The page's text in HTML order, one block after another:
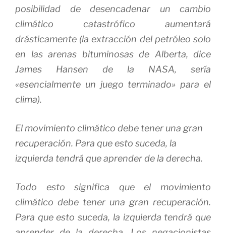
posibilidad de desencadenar un cambio
climático catastrófico aumentará
drásticamente (la extracción del petróleo solo
en las arenas bituminosas de Alberta, dice
James Hansen de la NASA, sería
«esencialmente un juego terminado» para el
clima).
El movimiento climático debe tener una gran
recuperación. Para que esto suceda, la
izquierda tendrá que aprender de la derecha.
Todo esto significa que el movimiento
climático debe tener una gran recuperación.
Para que esto suceda, la izquierda tendrá que